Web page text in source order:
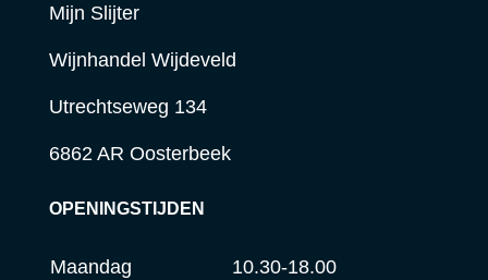
Mijn Slijter
Wijnhandel Wijdeveld
Utrechtseweg 134
6862 AR Oosterbeek
OPENINGSTIJDEN
Maandag
10.30-18.00